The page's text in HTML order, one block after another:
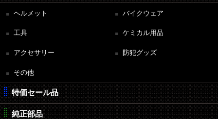
ヘルメット バイクウェア
工具 ケミカル用品
アクセサリー 防犯グッズ
その他
特価セール品
純正部品